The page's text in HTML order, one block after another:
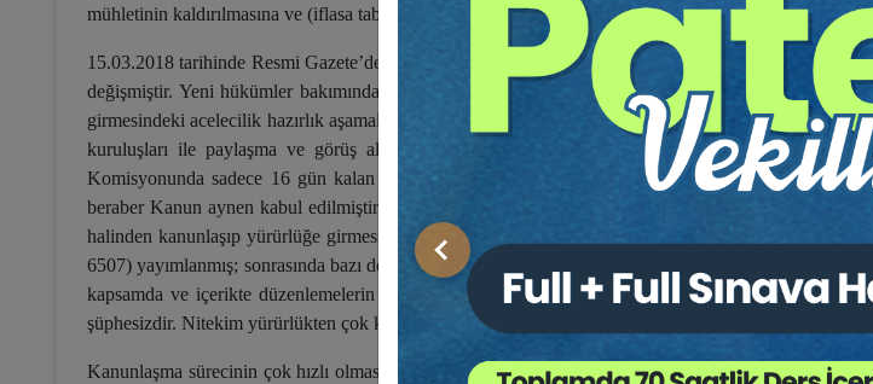
Önceki
mühletinin kaldırılmasına ve (iflasa tabi borçlu bakımından) borçlunu iflasına karar verilebilecektir.
15.03.2018 tarihinde Resmi Gazete’de yayımlanan 7101 Sayılı İcra ve İflâs Kanunu ve Bazı
değişmiştir. Yeni hükümler bakımından ilk dikkat çeken hususlardan biri, değiştirilen hükümlerin
girmesindeki acelecilik hazırlık aşamalarında da kendini göstermiştir. Taslağın hazırlanması çok
kuruluşları ile paylaşma ve görüş alma imkanı bulunmadan
31.01.2018 tarihinde Taslak
Komisyonunda sadece 16 gün kalan Tasarı üzerinde özellikle rehinli alacaklar bakımından
beraber Kanun aynen kabul edilmiştir. Cumhurbaşkanlığı’na giden ve gelen Kanun, belirttiğimiz
halinden kanunlaşıp yürürlüğe girmesi yalnız birkaç ay sürmüştür. İsviçre’de benzer kapsamda
6507) yayımlanmış; sonrasında bazı değişikliklerle Haziran 2013’te (vom 21.06.2013, AS
2013 s.
kapsamda ve içerikte düzenlemelerin tasarı halinden yürürlüğe girmesi bizde bir buçuk ay;
şüphesizdir. Nitekim yürürlükten çok kısa süre sonra, birtakım değişiklikler yapıldığı gibi;
bazı
Kanunlaşma sürecinin çok hızlı olmasına karşılık önemli bir altyapısı olduğu ve tamamen uzman bir